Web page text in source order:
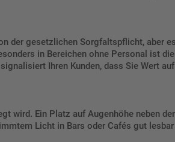
der gesetzlichen Sorgfaltspflicht, aber
in Bereichen ohne Personal ist
Ihren Kunden, dass Sie Wert
wird. Ein Platz auf Augenhöhe neben
Licht in Bars oder Cafés gut